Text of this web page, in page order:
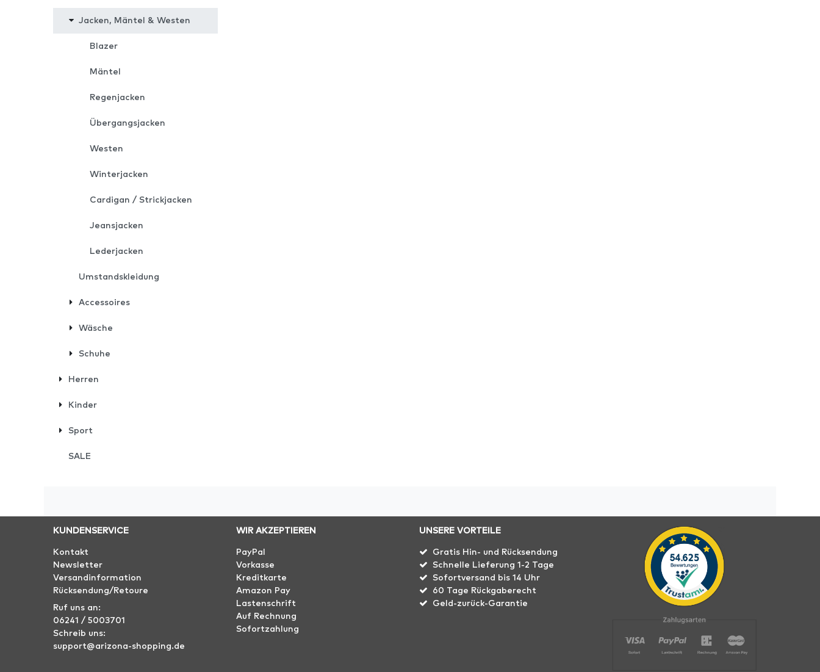
Jacken, Mäntel & Westen
Blazer
Mäntel
Regenjacken
Übergangsjacken
Westen
Winterjacken
Cardigan / Strickjacken
Jeansjacken
Lederjacken
Umstandskleidung
Accessoires
Wäsche
Schuhe
Herren
Kinder
Sport
SALE
KUNDENSERVICE
Kontakt
Newsletter
Versandinformation
Rücksendung/Retoure
Ruf uns an:
06241 / 5003701
Schreib uns:
support@arizona-shopping.de
WIR AKZEPTIEREN
PayPal
Vorkasse
Kreditkarte
Amazon Pay
Lastenschrift
Auf Rechnung
Sofortzahlung
UNSERE VORTEILE
Gratis Hin- und Rücksendung
Schnelle Lieferung 1-2 Tage
Sofortversand bis 14 Uhr
60 Tage Rückgaberecht
Geld-zurück-Garantie